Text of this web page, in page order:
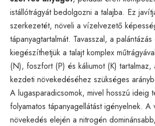
istállótrágyát bedolgozni a talajba. Ez
szerkezetét, növeli a vízelvezető
tápanyagtartalmát. Tavasszal, a
kiegészíthetjük a talajt komplex
(N), foszfort (P) és káliumot (K) tartalmaz,
kezdeti növekedéséhez szükséges
A lugasparadicsomok, mivel hosszú ideig
folyamatos tápanyagellátást igényelnek. A
növekedés elején a nitrogén